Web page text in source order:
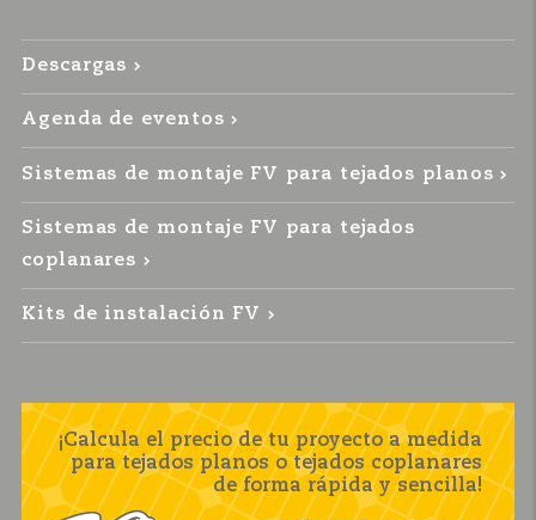
Descargas
Agenda de eventos
Sistemas de montaje FV para tejados planos
Sistemas de montaje FV para tejados
coplanares
Kits de instalación FV
¡Calcula el precio de tu proyecto a medida
para tejados planos o tejados coplanares
de forma rápida y sencilla!